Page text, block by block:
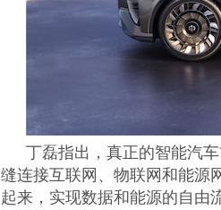
丁磊指出，真正的智能汽
缝连接互联网、物联网和能源
起来，实现数据和能源的自由